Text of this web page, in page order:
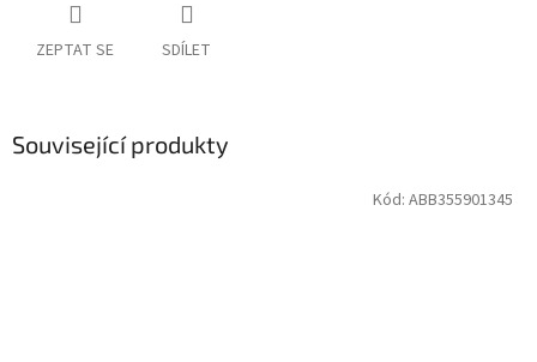
ZEPTAT SE SDÍLET
Související produkty
Kód: ABB355901345